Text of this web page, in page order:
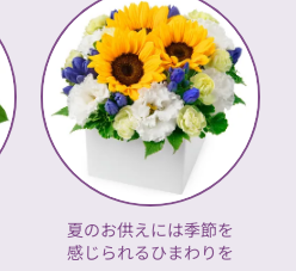
夏のお供えには季節を
感じられるひまわりを